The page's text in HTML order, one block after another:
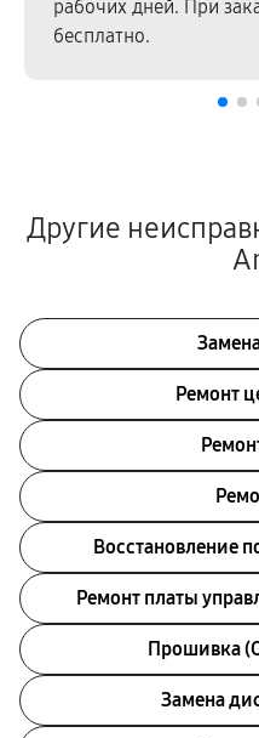
рабочих дней. При
бесплатно.
Другие
Ремонт
Восстановление
Ремонт платы
Прошивка
Замена